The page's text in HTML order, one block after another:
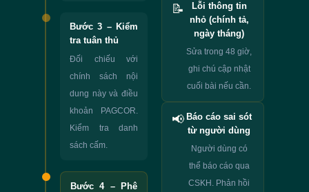
Bước 3 – Kiểm
tra tuân thủ
Đối chiếu với
chính sách nội
dung này và điều
khoản PAGCOR.
Kiểm tra danh
sách cấm.
Bước 4 – Phê
📝
Lỗi thông tin
nhỏ (chính tả,
ngày tháng)
Sửa trong 48 giờ,
ghi chú cập nhật
cuối bài nếu cần.
📢 Báo cáo sai sót
từ người dùng
Người dùng có
thể báo cáo qua
CSKH. Phản hồi